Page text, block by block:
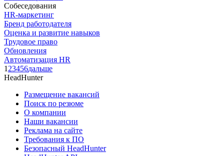
Собеседования
HR-маркетинг
Бренд работодателя
Оценка и развитие навыков
Трудовое право
Обновления
Автоматизация HR
1 23456дальше
HeadHunter
Размещение вакансий
Поиск по резюме
О компании
Наши вакансии
Реклама на сайте
Требования к ПО
Безопасный HeadHunter